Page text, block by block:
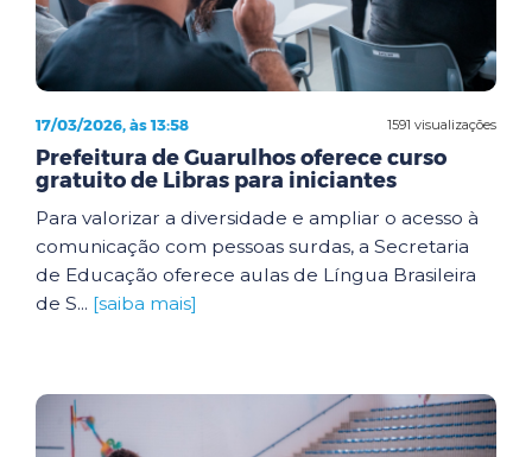
1591 visualizações
17/03/2026, às 13:58
Prefeitura de Guarulhos oferece curso
gratuito de Libras para iniciantes
Para valorizar a diversidade e ampliar o acesso à
comunicação com pessoas surdas, a Secretaria
de Educação oferece aulas de Língua Brasileira
de S... [saiba mais]